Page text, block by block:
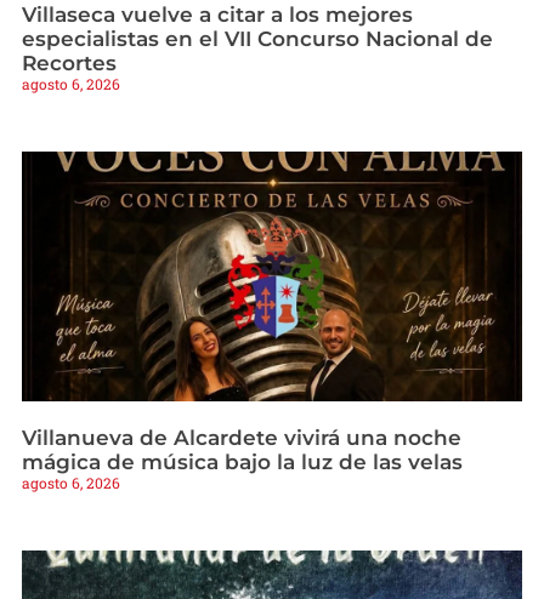
Villaseca vuelve a citar a los mejores
especialistas en el VII Concurso Nacional de
Recortes
agosto 6, 2026
Villanueva de Alcardete vivirá una noche
mágica de música bajo la luz de las velas
agosto 6, 2026